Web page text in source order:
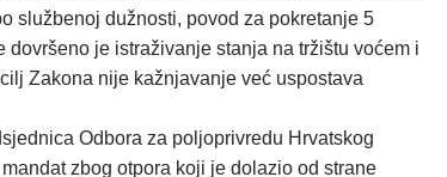
službenoj dužnosti, povod za pokretanje 5
je istraživanje stanja na tržištu voćem i
Zakona nije kažnjavanje već uspostava
Odbora za poljoprivredu Hrvatskog
zbog otpora koji je dolazio od strane